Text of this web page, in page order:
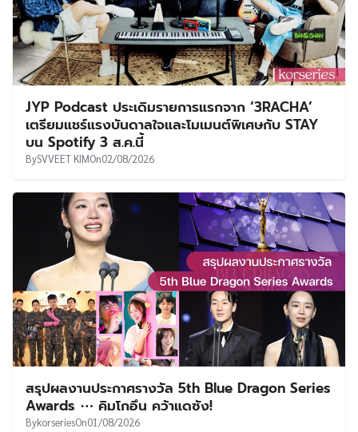
JYP Podcast ประเดิมรายการแรกจาก ‘3RACHA’
เตรียมแชร์แรงบันดาลใจและโมเมนต์พิเศษกับ STAY
บน Spotify 3 ส.ค.นี้
BySVVEET KIMOn02/08/2026
สรุปผลงานประกาศรางวัล 5th Blue Dragon Series
Awards ⋯ คิมโกอึน คว้าแดซัง!
BykorseriesOn01/08/2026